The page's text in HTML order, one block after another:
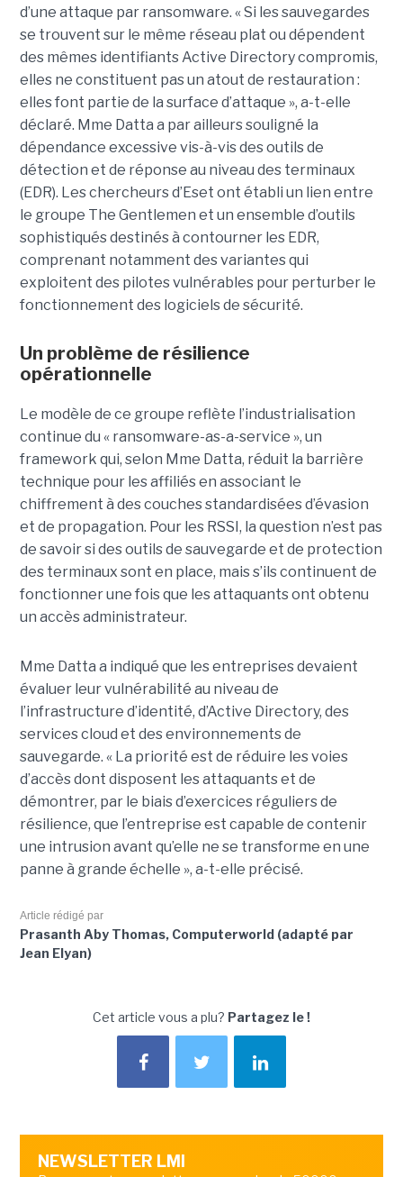
d’une attaque par ransomware. « Si les sauvegardes
se trouvent sur le même réseau plat ou dépendent
des mêmes identifiants Active Directory compromis,
elles ne constituent pas un atout de restauration :
elles font partie de la surface d’attaque », a-t-elle
déclaré. Mme Datta a par ailleurs souligné la
dépendance excessive vis-à-vis des outils de
détection et de réponse au niveau des terminaux
(EDR). Les chercheurs d’Eset ont établi un lien entre
le groupe The Gentlemen et un ensemble d’outils
sophistiqués destinés à contourner les EDR,
comprenant notamment des variantes qui
exploitent des pilotes vulnérables pour perturber le
fonctionnement des logiciels de sécurité.
Un problème de résilience
opérationnelle
Le modèle de ce groupe reflète l’industrialisation
continue du « ransomware-as-a-service », un
framework qui, selon Mme Datta, réduit la barrière
technique pour les affiliés en associant le
chiffrement à des couches standardisées d’évasion
et de propagation. Pour les RSSI, la question n’est pas
de savoir si des outils de sauvegarde et de protection
des terminaux sont en place, mais s’ils continuent de
fonctionner une fois que les attaquants ont obtenu
un accès administrateur.
Mme Datta a indiqué que les entreprises devaient
évaluer leur vulnérabilité au niveau de
l’infrastructure d’identité, d’Active Directory, des
services cloud et des environnements de
sauvegarde. « La priorité est de réduire les voies
d’accès dont disposent les attaquants et de
démontrer, par le biais d’exercices réguliers de
résilience, que l’entreprise est capable de contenir
une intrusion avant qu’elle ne se transforme en une
panne à grande échelle », a-t-elle précisé.
Article rédigé par
Prasanth Aby Thomas, Computerworld (adapté par
Jean Elyan)
Cet article vous a plu? Partagez le !
NEWSLETTER LMI